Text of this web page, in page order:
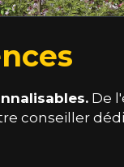
De
conseiller